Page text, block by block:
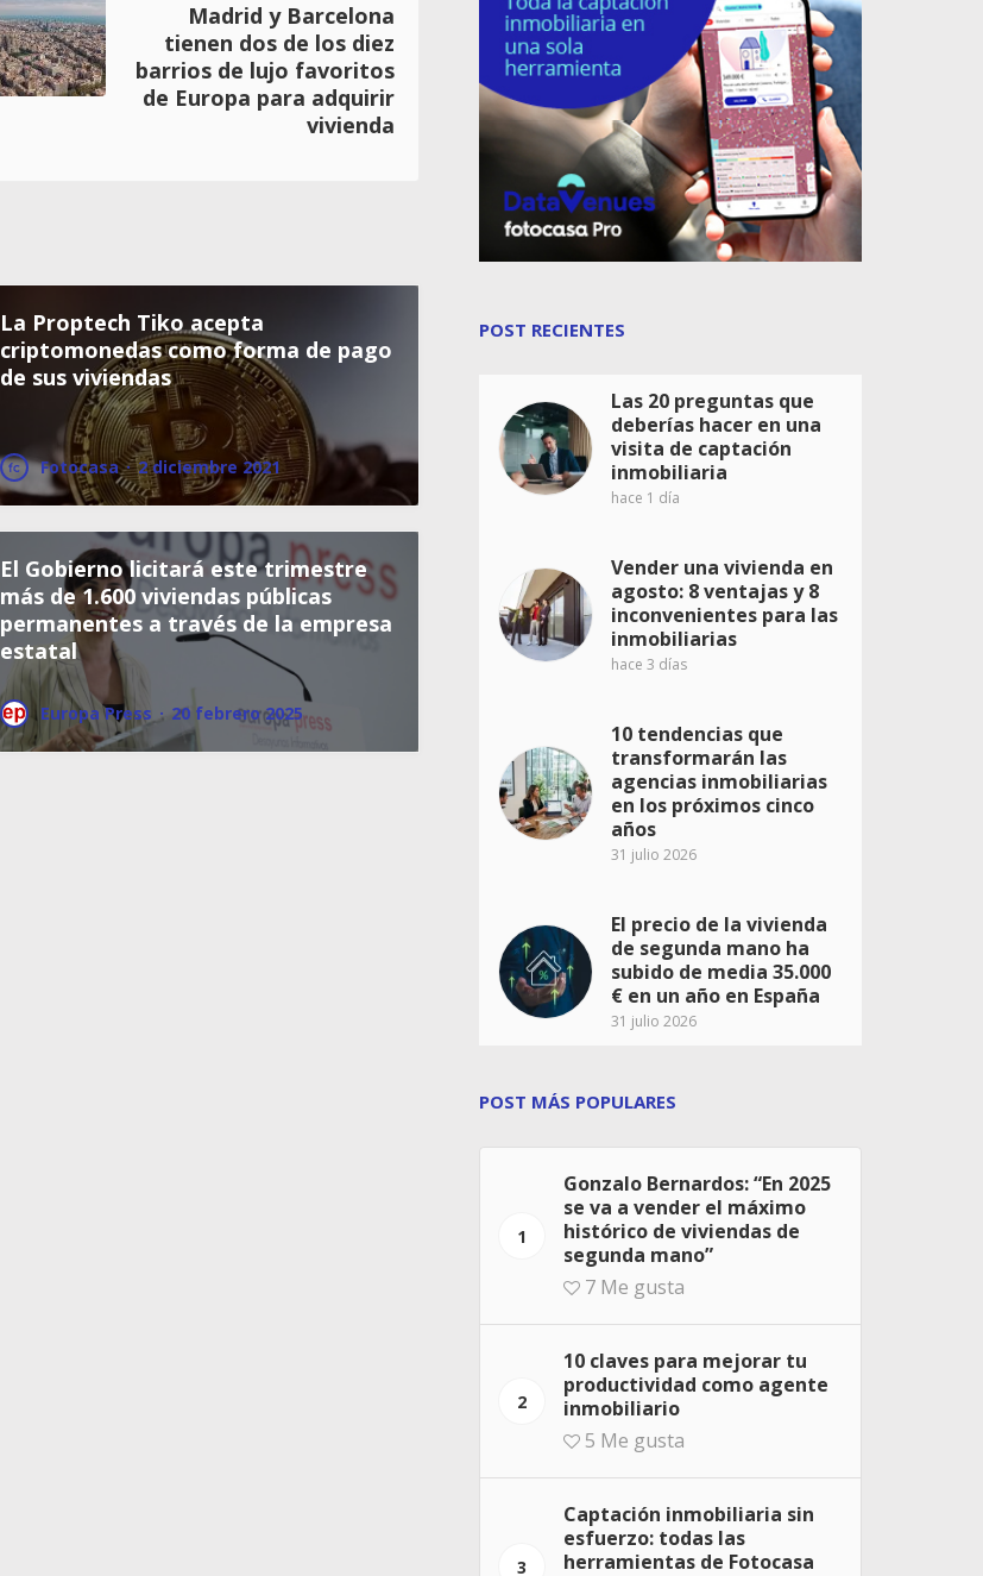
Madrid y Barcelona
tienen dos de los diez
barrios de lujo favoritos
de Europa para adquirir
vivienda
La Proptech Tiko acepta
criptomonedas como forma de pago
de sus viviendas
Fotocasa · 2 diciembre 2021
El Gobierno licitará este trimestre
más de 1.600 viviendas públicas
permanentes a través de la empresa
estatal
Europa Press · 20 febrero 2025
POST RECIENTES
Las 20 preguntas que
deberías hacer en una
visita de captación
inmobiliaria
hace 1 día
Vender una vivienda en
agosto: 8 ventajas y 8
inconvenientes para las
inmobiliarias
hace 3 días
10 tendencias que
transformarán las
agencias inmobiliarias
en los próximos cinco
años
31 julio 2026
El precio de la vivienda
de segunda mano ha
subido de media 35.000
€ en un año en España
31 julio 2026
POST MÁS POPULARES
1
Gonzalo Bernardos: “En 2025
se va a vender el máximo
histórico de viviendas de
segunda mano”
7 Me gusta
2
10 claves para mejorar tu
productividad como agente
inmobiliario
5 Me gusta
3
Captación inmobiliaria sin
esfuerzo: todas las
herramientas de Fotocasa